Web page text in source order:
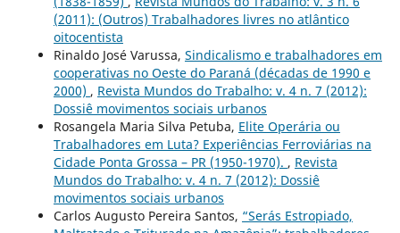
(2011): (Outros) Trabalhadores livres no atlântico
oitocentista
Rinaldo José Varussa, Sindicalismo e trabalhadores em
cooperativas no Oeste do Paraná (décadas de 1990 e
2000) , Revista Mundos do Trabalho: v. 4 n. 7 (2012):
Dossiê movimentos sociais urbanos
Rosangela Maria Silva Petuba, Elite Operária ou
Trabalhadores em Luta? Experiências Ferroviárias na
Cidade Ponta Grossa – PR (1950-1970). , Revista
Mundos do Trabalho: v. 4 n. 7 (2012): Dossiê
movimentos sociais urbanos
Carlos Augusto Pereira Santos, “Serás Estropiado,